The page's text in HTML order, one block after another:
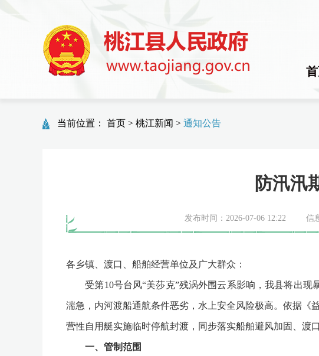
当前位置： 首页 > 桃江新闻 > 通知公告
防汛汛
发布时间：2026-07-06 12:22 信
各乡镇、渡口、船舶经营单位及广大群众：
受第10号台风“美莎克”残涡外围云系影响，我县将出现
湍急，内河渡船通航条件恶劣，水上安全风险极高。依据《
营性自用艇实施临时停航封渡，同步落实船舶避风加固、渡
一、管制范围